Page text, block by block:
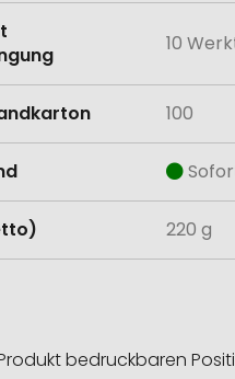
10
100
220 g
bedruckbaren